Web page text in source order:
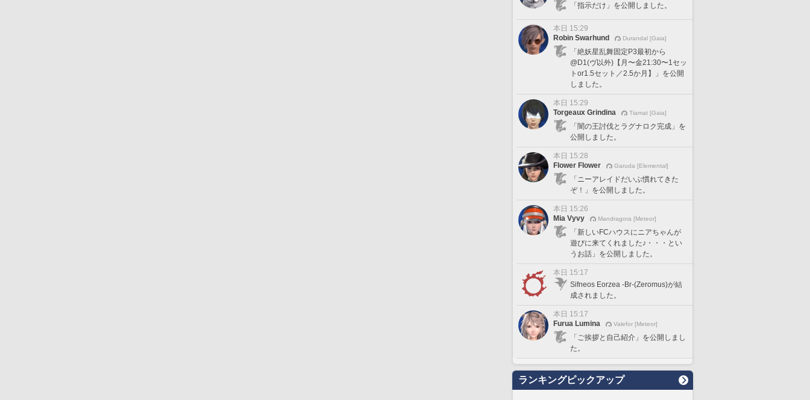
「指示だけ」を公開しました。
本日 15:29
Robin Swarhund
Durandal [Gaia]
「絶妖星乱舞固定P3最初から
@D1(ヴ以外)【月〜金21:30〜1セッ
トor1.5セット／2.5か月】」を公開
しました。
本日 15:29
Torgeaux Grindina
Tiamat [Gaia]
「闇の王討伐とラグナロク完成」を
公開しました。
本日 15:28
Flower Flower
Garuda [Elemental]
「ニーアレイドだいぶ慣れてきた
ぞ！」を公開しました。
本日 15:26
Mia Vyvy
Mandragora [Meteor]
「新しいFCハウスにニアちゃんが
遊びに来てくれました♪・・・とい
うお話」を公開しました。
本日 15:17
Sifneos Eorzea -Br-(Zeromus)が結
成されました。
本日 15:17
Furua Lumina
Valefor [Meteor]
「ご挨拶と自己紹介」を公開しまし
た。
ランキングピックアップ